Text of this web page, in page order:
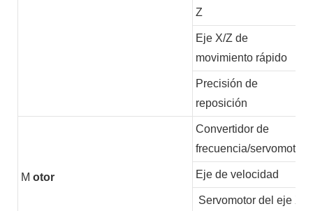
Z
Eje X/Z de
movimiento rápido
Precisión de
reposición
M otor
Convertidor de
frecuencia/servomotor
Eje de velocidad
Servomotor del eje X